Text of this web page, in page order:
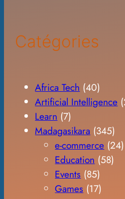
Catégories
Africa Tech (40)
Artificial Intelligence
Learn (7)
Madagasikara (345)
e-commerce (24)
Education (58)
Events (85)
Games (17)